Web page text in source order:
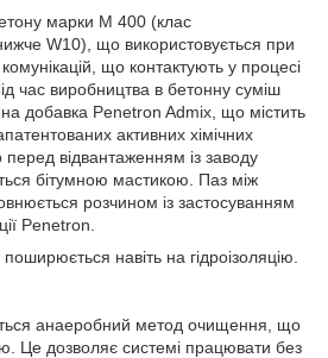
марки М 400 (клас
W10), що використовується при
що контактують у процесі
час виробництва в бетонну суміш
добавка Penetron Admix, що містить
активних хімічних
відвантаженням із заводу
бітумною мастикою. Паз між
розчином із застосуванням
Penetron.
навіть на гідроізоляцію.
анаеробний метод очищення, що
Це дозволяє системі працювати без